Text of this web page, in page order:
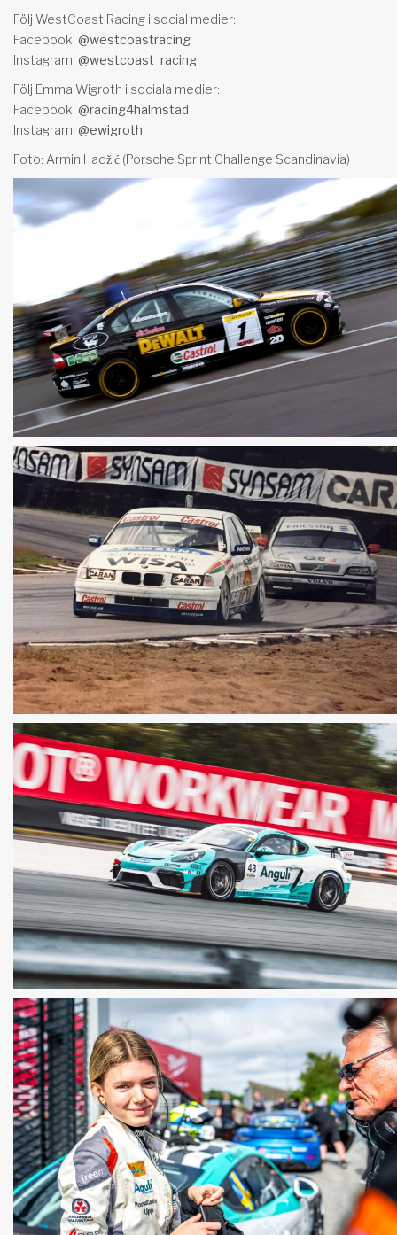
Följ WestCoast Racing i social medier:
Facebook: @westcoastracing
Instagram: @westcoast_racing
Följ Emma Wigroth i sociala medier:
Facebook: @racing4halmstad
Instagram: @ewigroth
Foto: Armin Hadžić (Porsche Sprint Challenge Scandinavia)